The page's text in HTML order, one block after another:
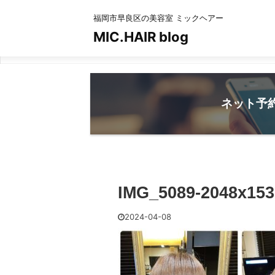
福岡市早良区の美容室 ミックヘアー
MIC.HAIR blog
ネット予
IMG_5089-
2024-04-08